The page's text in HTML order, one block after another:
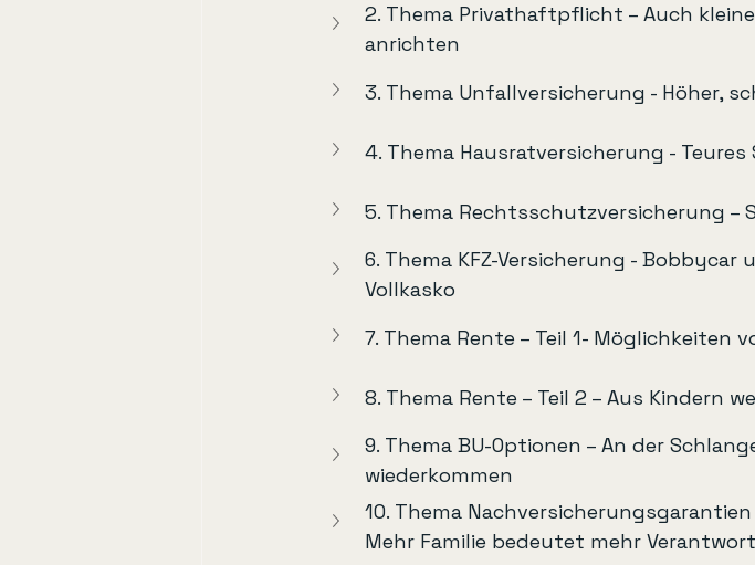
2. Thema Privathaftpflicht – Auch
anrichten
3. Thema Unfallversicherung - Höher,
4. Thema Hausratversicherung - Teures
5. Thema Rechtsschutzversicherung –
6. Thema KFZ-Versicherung -
Vollkasko
7. Thema Rente – Teil 1- Möglichkeiten
8. Thema Rente – Teil 2 – Aus Kindern
9. Thema BU-Optionen – An der
wiederkommen
10. Thema
Mehr Familie bedeutet mehr